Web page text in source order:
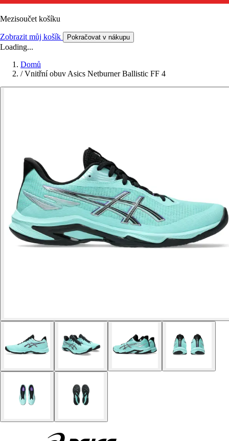
Mezisoučet košíku
Zobrazit můj košík Pokračovat v nákupu
Loading...
Domů
/ Vnitřní obuv Asics Netburner Ballistic FF 4